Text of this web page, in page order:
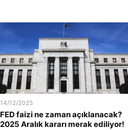
14/12/2025
FED faizi ne zaman açıklanacak?
2025 Aralık kararı merak ediliyor!